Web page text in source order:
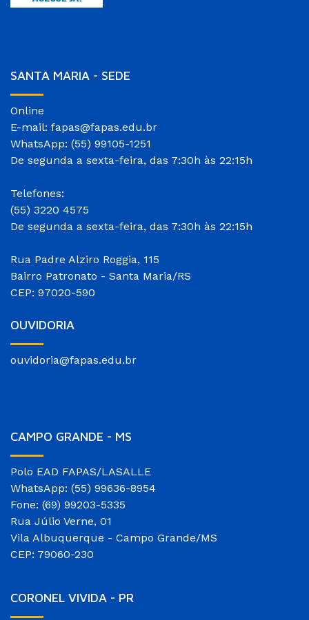
SANTA MARIA - SEDE
Online
E-mail: fapas@fapas.edu.br
WhatsApp: (55) 99105-1251
De segunda a sexta-feira, das 7:30h às 22:15h
Telefones:
(55) 3220 4575
De segunda a sexta-feira, das 7:30h às 22:15h
Rua Padre Alziro Roggia, 115
Bairro Patronato - Santa Maria/RS
CEP: 97020-590
OUVIDORIA
ouvidoria@fapas.edu.br
CAMPO GRANDE - MS
Polo EAD FAPAS/LASALLE
WhatsApp: (55) 99636-8954
Fone: (69) 99203-5335
Rua Júlio Verne, 01
Vila Albuquerque - Campo Grande/MS
CEP: 79060-230
CORONEL VIVIDA - PR